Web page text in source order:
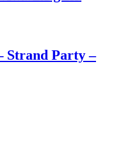
Strand Party –